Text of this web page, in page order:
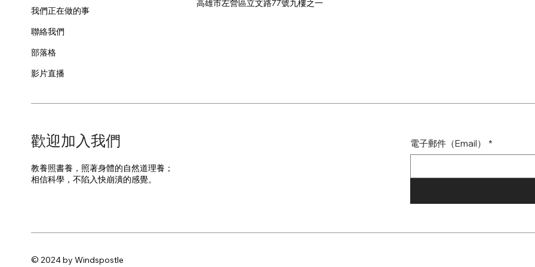
我們正在做的事
聯絡我們
部落格
影片直播
​高雄市左營區立文路77號九樓之一
​歡迎加入我們
教養照書養，照著身體的自然道理養；
​相信科學，不陷入快崩潰的感覺。
電子郵件（Email） *
© 2024 by Windspostle